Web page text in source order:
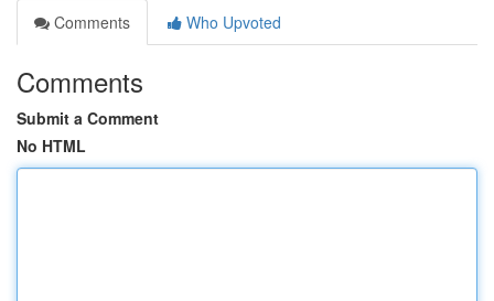
Comments
Who Upvoted
Comments
Submit a Comment
No HTML